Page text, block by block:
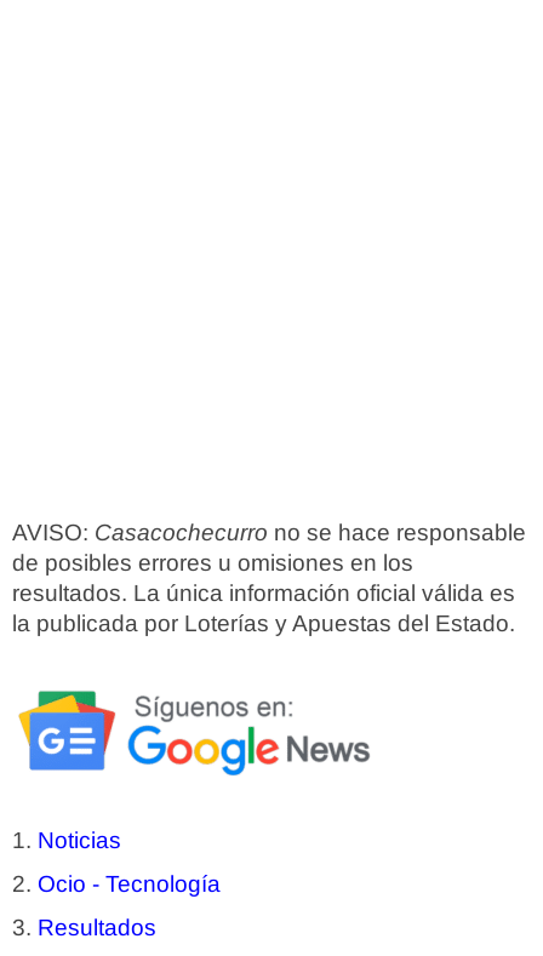
AVISO: Casacochecurro no se hace responsable
de posibles errores u omisiones en los
resultados. La única información oficial válida es
la publicada por Loterías y Apuestas del Estado.
Noticias
Ocio - Tecnología
Resultados